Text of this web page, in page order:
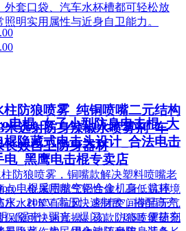
外套口袋、汽车水杯槽都可轻松放
明实用属性与近身自卫能力。
电棍_女子小型防身电击棍_大
棍隐藏式电击头设计_合法电击
电_黑鹰电击棍专卖店
电棍采用航空铝合金机身，抗摔
水。20KV 高压快速制敌，搭配高亮
（强光 / 弱光 / 爆闪），USB 便捷充
柱防狼喷雾_纯铜喷嘴二元结构
米远射防身辣椒水喷雾剂_车
长效自卫防身器材
柱防狼喷雾，铜嘴款解决塑料喷嘴老
点，金属喷嘴气密性佳，高低温环境
压水柱笔直抗风，密闭空间使用无气
保险可快速盲操。该款防狼喷雾药剂